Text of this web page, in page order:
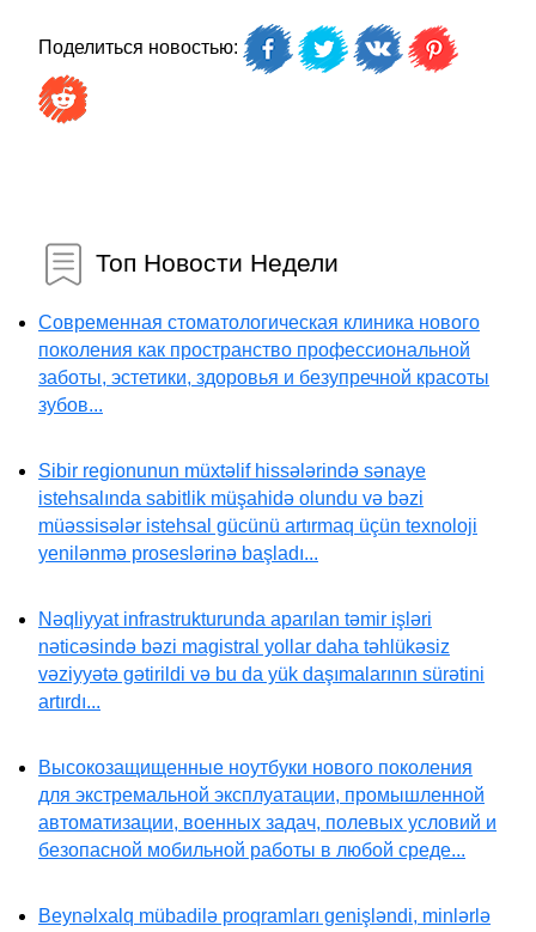
Поделиться новостью:
Топ Новости Недели
Современная стоматологическая клиника нового
поколения как пространство профессиональной
заботы, эстетики, здоровья и безупречной красоты
зубов...
Sibir regionunun müxtəlif hissələrində sənaye
istehsalında sabitlik müşahidə olundu və bəzi
müəssisələr istehsal gücünü artırmaq üçün texnoloji
yenilənmə proseslərinə başladı...
Nəqliyyat infrastrukturunda aparılan təmir işləri
nəticəsində bəzi magistral yollar daha təhlükəsiz
vəziyyətə gətirildi və bu da yük daşımalarının sürətini
artırdı...
Высокозащищенные ноутбуки нового поколения
для экстремальной эксплуатации, промышленной
автоматизации, военных задач, полевых условий и
безопасной мобильной работы в любой среде...
Beynəlxalq mübadilə proqramları genişləndi, minlərlə